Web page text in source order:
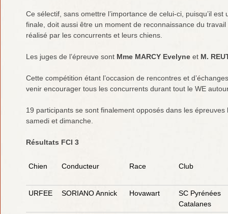
Ce sélectif, sans omettre l’importance de celui-ci, puisqu’il
finale, doit aussi être un moment de reconnaissance du
réalisé par les concurrents et leurs chiens.
Les juges de l’épreuve sont Mme MARCY Evelyne et M.
Cette compétition étant l’occasion de rencontres et
venir encourager tous les concurrents durant tout le WE
19 participants se sont finalement opposés dans les épreuves
samedi et dimanche.
Résultats FCI 3
Chien Conducteur Race Club
URFEE SORIANO Annick Hovawart
SC Pyrénées
Catalanes